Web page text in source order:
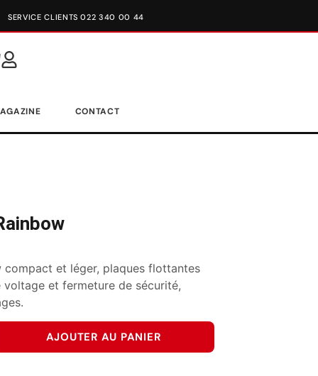
SERVICE CLIENTS 022 340 00 44
CONTACT
compact et léger, plaques flottantes
et fermeture de sécurité,
AJOUTER AU PANIER